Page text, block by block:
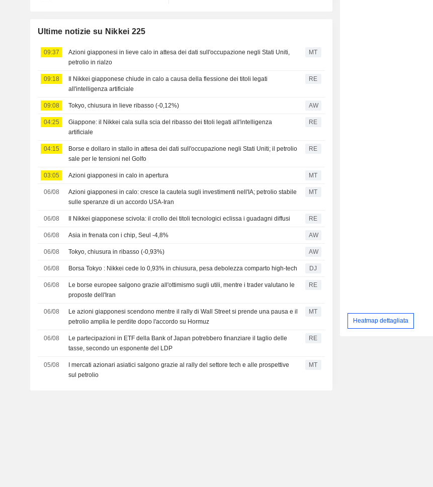
Ultime notizie su Nikkei 225
09:37
Azioni giapponesi in lieve calo in attesa dei dati sull'occupazione negli Stati Uniti,
petrolio in rialzo
MT
09:18
Il Nikkei giapponese chiude in calo a causa della flessione dei titoli legati
all'intelligenza artificiale
RE
09:08 Tokyo, chiusura in lieve ribasso (-0,12%) AW
04:25
Giappone: il Nikkei cala sulla scia del ribasso dei titoli legati all'intelligenza
artificiale
RE
04:15
Borse e dollaro in stallo in attesa dei dati sull'occupazione negli Stati Uniti; il petrolio
sale per le tensioni nel Golfo
RE
03:05 Azioni giapponesi in calo in apertura MT
06/08
Azioni giapponesi in calo: cresce la cautela sugli investimenti nell'IA; petrolio stabile
sulle speranze di un accordo USA-Iran
MT
06/08 Il Nikkei giapponese scivola: il crollo dei titoli tecnologici eclissa i guadagni diffusi RE
06/08 Asia in frenata con i chip, Seul -4,8% AW
06/08 Tokyo, chiusura in ribasso (-0,93%) AW
06/08 Borsa Tokyo : Nikkei cede lo 0,93% in chiusura, pesa debolezza comparto high-tech DJ
06/08
Le borse europee salgono grazie all'ottimismo sugli utili, mentre i trader valutano le
proposte dell'Iran
RE
06/08
Le azioni giapponesi scendono mentre il rally di Wall Street si prende una pausa e il
petrolio amplia le perdite dopo l'accordo su Hormuz
MT
06/08
Le partecipazioni in ETF della Bank of Japan potrebbero finanziare il taglio delle
tasse, secondo un esponente del LDP
RE
05/08
I mercati azionari asiatici salgono grazie al rally del settore tech e alle prospettive
sul petrolio
MT
Heatmap dettagliata